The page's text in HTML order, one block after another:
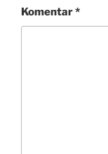
Komentar*